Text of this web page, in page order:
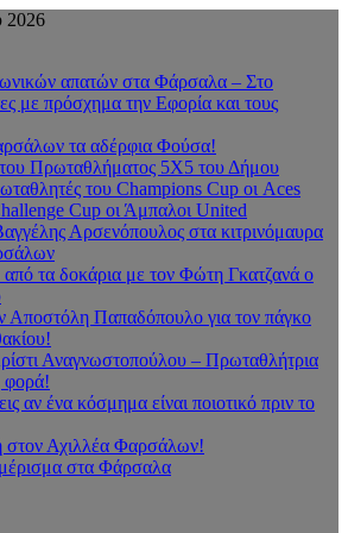
2026
απατών στα Φάρσαλα – Στο
με πρόσχημα την Εφορία και τους
τα αδέρφια Φούσα!
Πρωταθλήματος 5Χ5 του Δήμου
του Champions Cup οι Aces
Cup οι Άμπαλοι United
Αρσενόπουλος στα κιτρινόμαυρα
από τα δοκάρια με τον Φώτη Γκατζανά ο
Αποστόλη Παπαδόπουλο για τον πάγκο
Αναγνωστοπούλου – Πρωταθλήτρια
φορά!
αν ένα κόσμημα είναι ποιοτικό πριν το
στον Αχιλλέα Φαρσάλων!
στα Φάρσαλα